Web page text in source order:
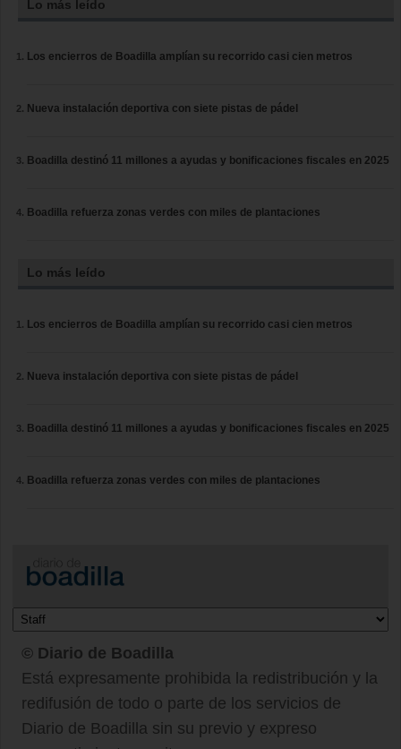
Lo más leído
Los encierros de Boadilla amplían su recorrido casi cien metros
Nueva instalación deportiva con siete pistas de pádel
Boadilla destinó 11 millones a ayudas y bonificaciones fiscales en 2025
Boadilla refuerza zonas verdes con miles de plantaciones
Lo más leído
Los encierros de Boadilla amplían su recorrido casi cien metros
Nueva instalación deportiva con siete pistas de pádel
Boadilla destinó 11 millones a ayudas y bonificaciones fiscales en 2025
Boadilla refuerza zonas verdes con miles de plantaciones
© Diario de Boadilla
Está expresamente prohibida la redistribución y la
redifusión de todo o parte de los servicios de
Diario de Boadilla sin su previo y expreso